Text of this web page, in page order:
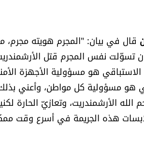
قال في بيان: "المجرم هويته مجرم،
تسوّلت نفس المجرم قتل الأرشمندريت
الاستباقي هو مسؤولية الأجهزة
هو مسؤولية كل مواطن، وأعني
الله الأرشمندريت، وتعازيّ الحارة
هذه الجريمة في أسرع وقت